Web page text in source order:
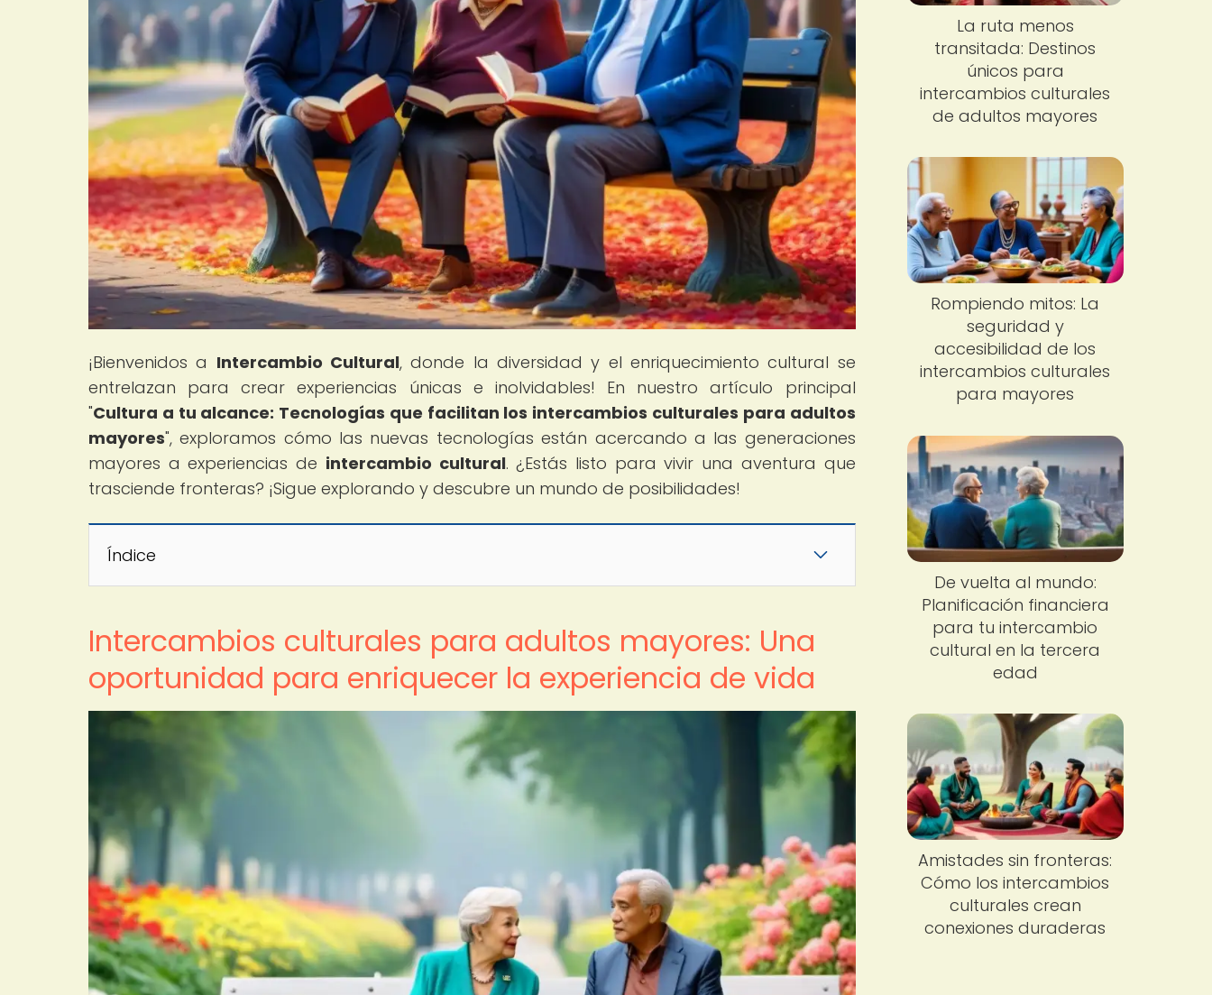
¡Bienvenidos a Intercambio Cultural, donde la diversidad y el enriquecimiento cultural se
entrelazan para crear experiencias únicas e inolvidables! En nuestro artículo principal
"Cultura a tu alcance: Tecnologías que facilitan los intercambios culturales para adultos
mayores", exploramos cómo las nuevas tecnologías están acercando a las generaciones
mayores a experiencias de intercambio cultural. ¿Estás listo para vivir una aventura que
trasciende fronteras? ¡Sigue explorando y descubre un mundo de posibilidades!
Índice
Intercambios culturales para adultos mayores: Una
oportunidad para enriquecer la experiencia de vida
La ruta menos
transitada: Destinos
únicos para
intercambios culturales
de adultos mayores
Rompiendo mitos: La
seguridad y
accesibilidad de los
intercambios culturales
para mayores
De vuelta al mundo:
Planificación financiera
para tu intercambio
cultural en la tercera
edad
Amistades sin fronteras:
Cómo los intercambios
culturales crean
conexiones duraderas